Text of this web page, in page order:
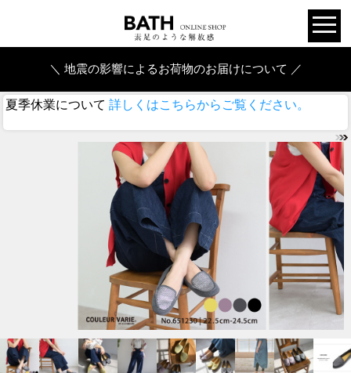
＼ 地震の影響によるお荷物のお届けについて ／
夏季休業について 詳しくはこちらからご覧ください。